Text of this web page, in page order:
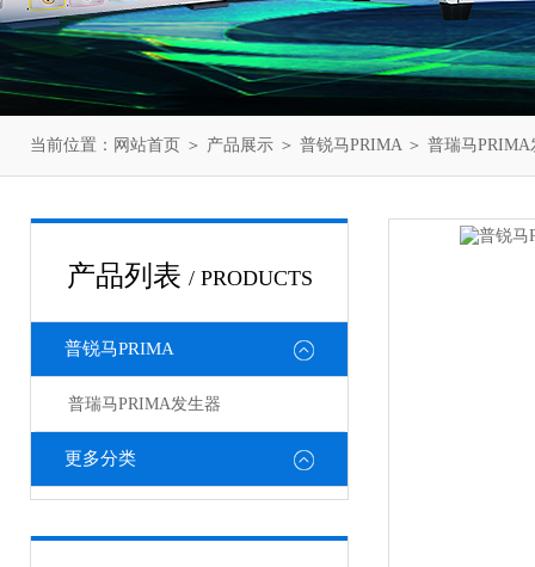
当前位置： 网站首页 ＞ 产品展示 ＞ 普锐马PRIMA＞ 普瑞马PRIMA
产品列表 / PRODUCTS
普锐马PRIMA
普瑞马PRIMA发生器
更多分类